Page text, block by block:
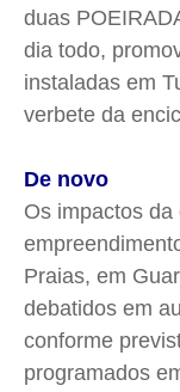
duas
dia todo,
instaladas em
verbete da
De novo
Os impactos
Praias, em
debatidos em
conforme
programados